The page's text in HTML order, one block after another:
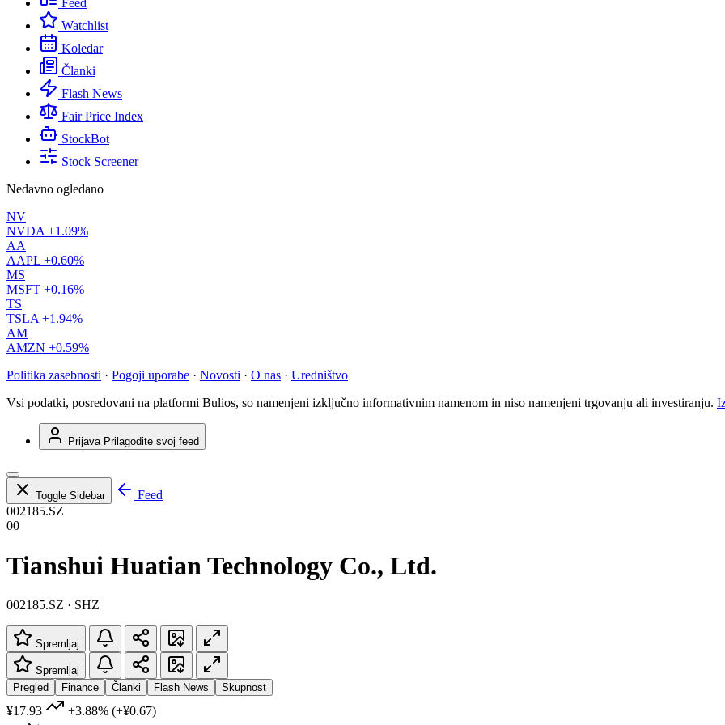
Feed
Watchlist
Koledar
Članki
Flash News
Fair Price Index
StockBot
Stock Screener
Nedavno ogledano
NV
NVDA +1.09%
AA
AAPL +0.60%
MS
MSFT +0.16%
TS
TSLA +1.94%
AM
AMZN +0.59%
Politika zasebnosti · Pogoji uporabe · Novosti · O nas · Uredništvo
Vsi podatki, posredovani na platformi Bulios, so namenjeni izključno informativnim namenom in niso namenjeni trgovanju ali investiranju.
Prijava Prilagodite svoj feed
Toggle Sidebar
Feed
002185.SZ
00
Tianshui Huatian Technology Co., Ltd.
002185.SZ · SHZ
Spremljaj
Spremljaj
Pregled
Finance Članki Flash News Skupnost
¥17.93 +3.88% (+¥0.67)